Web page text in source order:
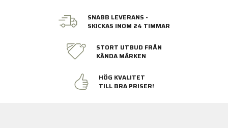
SNABB LEVERANS -
SKICKAS INOM 24 TIMMAR
STORT UTBUD FRÅN
KÄNDA MÄRKEN
HÖG KVALITET
TILL BRA PRISER!